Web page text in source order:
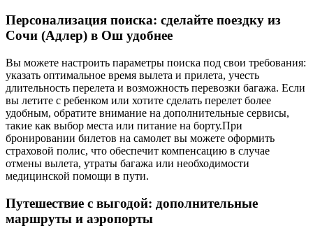
Персонализация поиска: сделайте поездку из
Сочи (Адлер) в Ош удобнее
Вы можете настроить параметры поиска под свои требования:
указать оптимальное время вылета и прилета, учесть
длительность перелета и возможность перевозки багажа. Если
вы летите с ребенком или хотите сделать перелет более
удобным, обратите внимание на дополнительные сервисы,
такие как выбор места или питание на борту.При
бронировании билетов на самолет вы можете оформить
страховой полис, что обеспечит компенсацию в случае
отмены вылета, утраты багажа или необходимости
медицинской помощи в пути.
Путешествие с выгодой: дополнительные
маршруты и аэропорты